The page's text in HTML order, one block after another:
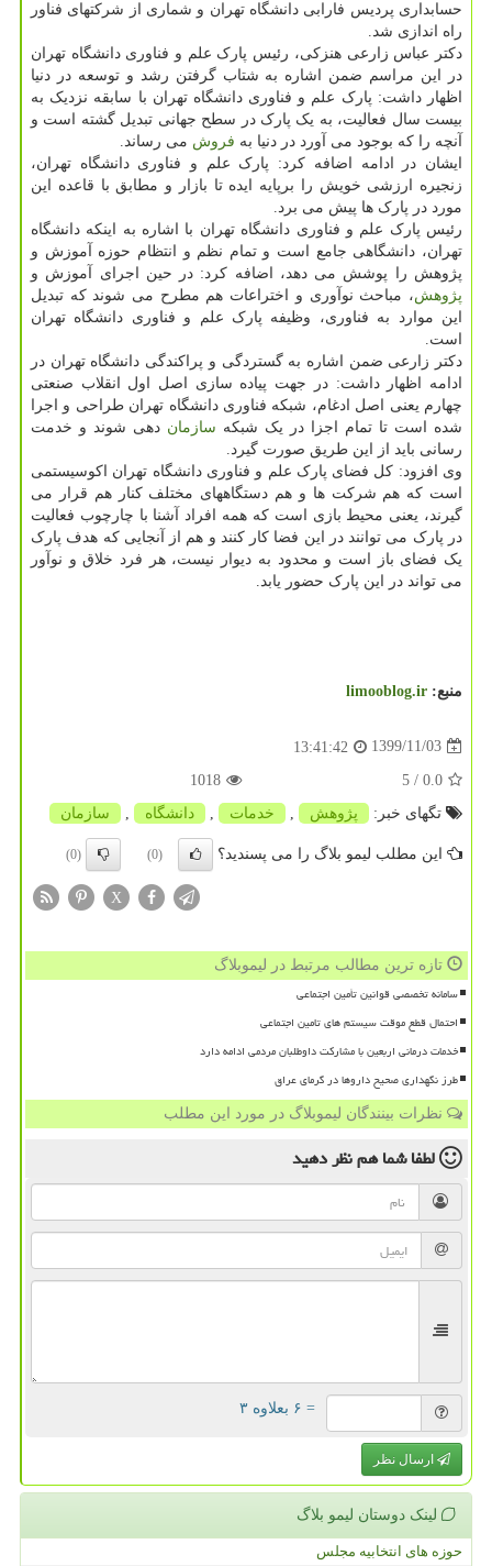
حسابداری پردیس فارابی دانشگاه تهران و شماری از شرکتهای فناور
راه اندازی شد.
دکتر عباس زارعی هنزکی، رئیس پارک علم و فناوری دانشگاه تهران
در این مراسم ضمن اشاره به شتاب گرفتن رشد و توسعه در دنیا
اظهار داشت: پارک علم و فناوری دانشگاه تهران با سابقه نزدیک به
بیست سال فعالیت، به یک پارک در سطح جهانی تبدیل گشته است و
آنچه را که بوجود می آورد در دنیا به فروش می رساند.
ایشان در ادامه اضافه کرد: پارک علم و فناوری دانشگاه تهران،
زنجیره ارزشی خویش را برپایه ایده تا بازار و مطابق با قاعده این
مورد در پارک ها پیش می برد.
رئیس پارک علم و فناوری دانشگاه تهران با اشاره به اینکه دانشگاه
تهران، دانشگاهی جامع است و تمام نظم و انتظام حوزه آموزش و
پژوهش را پوشش می دهد، اضافه کرد: در حین اجرای آموزش و
پژوهش، مباحث نوآوری و اختراعات هم مطرح می شوند که تبدیل
این موارد به فناوری، وظیفه پارک علم و فناوری دانشگاه تهران
است.
دکتر زارعی ضمن اشاره به گستردگی و پراکندگی دانشگاه تهران در
ادامه اظهار داشت: در جهت پیاده سازی اصل اول انقلاب صنعتی
چهارم یعنی اصل ادغام، شبکه فناوری دانشگاه تهران طراحی و اجرا
شده است تا تمام اجزا در یک شبکه سازمان دهی شوند و خدمت
رسانی باید از این طریق صورت گیرد.
وی افزود: کل فضای پارک علم و فناوری دانشگاه تهران اکوسیستمی
است که هم شرکت ها و هم دستگاههای مختلف کنار هم قرار می
گیرند، یعنی محیط بازی است که همه افراد آشنا با چارچوب فعالیت
در پارک می توانند در این فضا کار کنند و هم از آنجایی که هدف پارک
یک فضای باز است و محدود به دیوار نیست، هر فرد خلاق و نوآور
می تواند در این پارک حضور یابد.
منبع: limooblog.ir
1399/11/03
13:41:42
0.0
/ 5
1018
تگهای خبر:
پژوهش , خدمات , دانشگاه , سازمان
این مطلب لیمو بلاگ را می پسندید؟ (0)
(0)
X
تازه ترین مطالب مرتبط در لیموبلاگ
سامانه تخصصی قوانین تأمین اجتماعی
احتمال قطع موقت سیستم های تامین اجتماعی
خدمات درمانی اربعین با مشارکت داوطلبان مردمی ادامه دارد
طرز نگهداری صحیح داروها در گرمای عراق
نظرات بینندگان لیموبلاگ در مورد این مطلب
لطفا شما همنظر دهید
= ۶ بعلاوه ۳
ارسال نظر
لینک دوستان لیمو بلاگ
حوزه های انتخابیه مجلس